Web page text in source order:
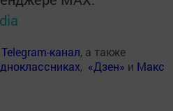
Telegram-канал, а также
, «Дзен» и Макс